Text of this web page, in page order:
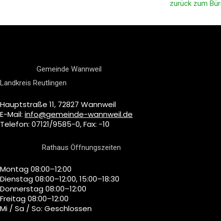
zurück zum
Gemeinde Wannweil
Landkreis Reutlingen
Hauptstraße 11, 72827 Wannweil
E-Mail: info@gemeinde-wannweil.de
Telefon: 07121/9585-0, Fax: -10
Rathaus Öffnungszeiten
Montag 08:00–12:00
Dienstag 08:00–12:00, 15:00–18:30
Donnerstag 08:00–12:00
Freitag 08:00–12:00
Mi / Sa / So: Geschlossen